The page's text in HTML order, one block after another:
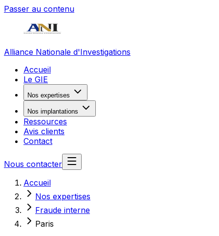
Passer au contenu
Alliance Nationale d'Investigations
Accueil
Le GIE
Nos expertises
Nos implantations
Ressources
Avis clients
Contact
Nous contacter
Accueil
Nos expertises
Fraude interne
Paris